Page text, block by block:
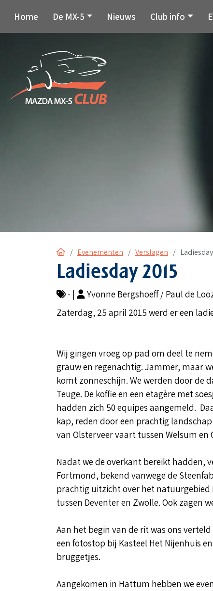
Home De MX-5 Nieuws Club info
HomeEvenementen Verslagen
Ladiesday 2015
- | Yvonne Bergshoeff / Paul de
Zaterdag, 25 april 2015 werd er een
Wij gingen vroeg op pad om deel te
grauw en regenachtig. Jammer, maar
komt zonneschijn. We werden door de
Teuge. De koffie en een etagère met
hadden zich 50 equipes aangemeld.
kap, reden door een prachtig
van Olsterveer vaart tussen Welsum en
Nadat we de overkant bereikt hadden,
Fortmond, bekend vanwege de
prachtig uitzicht over het natuurgebied
tussen Deventer en Zwolle. Ook zagen
Aan het begin van de rit was ons
een fotostop bij Kasteel Het Nijenhuis
bruggetjes.
Aangekomen in Hattum hebben we